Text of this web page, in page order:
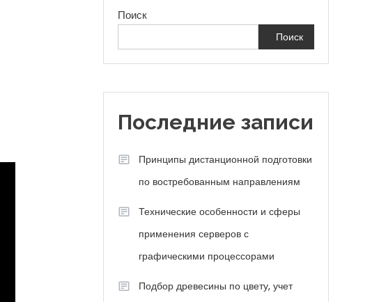
Поиск
Поиск
Последние записи
Принципы дистанционной подготовки
по востребованным направлениям
Технические особенности и сферы
применения серверов с
графическими процессорами
Подбор древесины по цвету, учет